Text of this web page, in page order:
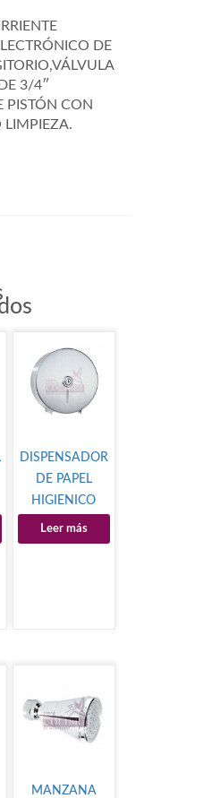
DE
3/4″
PISTÓN CON
LIMPIEZA.
DISPENSADOR
DE PAPEL
HIGIENICO
Leer más
MANZANA